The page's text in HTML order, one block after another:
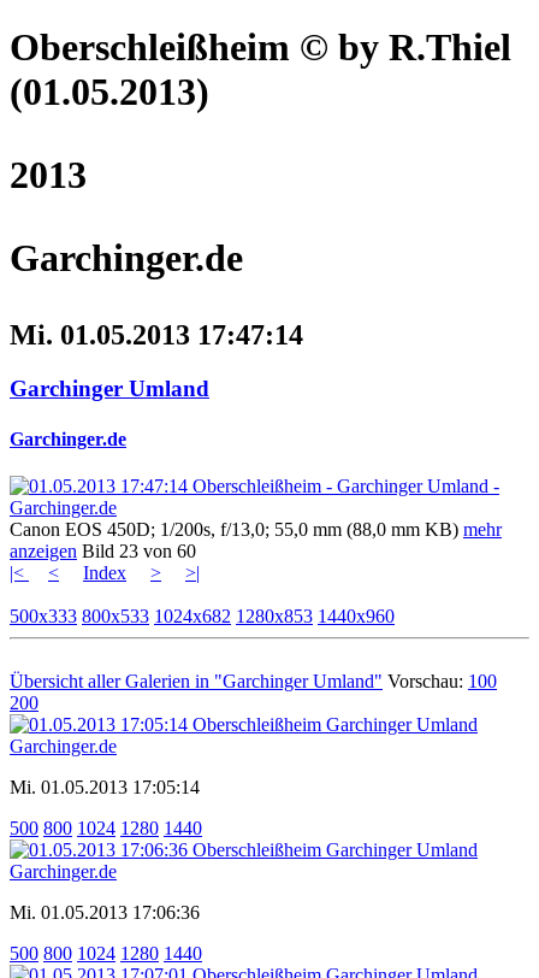
Oberschleißheim © by R.Thiel
(01.05.2013)
2013
Garchinger.de
Mi. 01.05.2013 17:47:14
Garchinger Umland
Garchinger.de
Canon EOS 450D; 1/200s, f/13,0; 55,0 mm (88,0 mm KB) mehr
anzeigen Bild 23 von 60
|<
< Index > >|
500x333 800x533 1024x682 1280x853 1440x960
Übersicht aller Galerien in "Garchinger Umland" Vorschau: 100
200
Mi. 01.05.2013 17:05:14
500 800 1024 1280 1440
Mi. 01.05.2013 17:06:36
500 800 1024 1280 1440